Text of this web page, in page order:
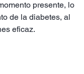
presente, lo
de la diabetes, al
eficaz.